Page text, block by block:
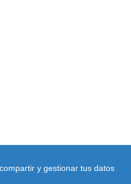
y gestionar tus datos